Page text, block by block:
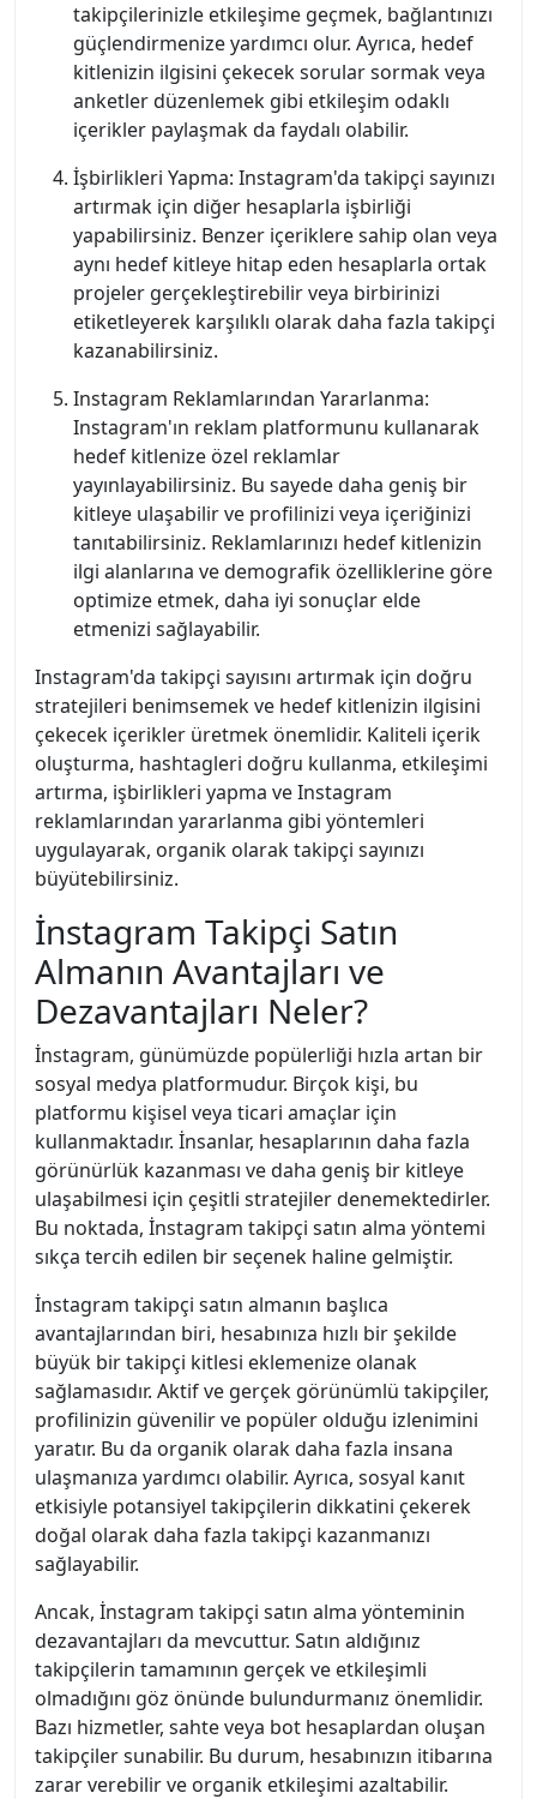
takipçilerinizle etkileşime geçmek, bağlantınızı
güçlendirmenize yardımcı olur. Ayrıca, hedef
kitlenizin ilgisini çekecek sorular sormak veya
anketler düzenlemek gibi etkileşim odaklı
içerikler paylaşmak da faydalı olabilir.
İşbirlikleri Yapma: Instagram'da takipçi sayınızı
artırmak için diğer hesaplarla işbirliği
yapabilirsiniz. Benzer içeriklere sahip olan veya
aynı hedef kitleye hitap eden hesaplarla ortak
projeler gerçekleştirebilir veya birbirinizi
etiketleyerek karşılıklı olarak daha fazla takipçi
kazanabilirsiniz.
Instagram Reklamlarından Yararlanma:
Instagram'ın reklam platformunu kullanarak
hedef kitlenize özel reklamlar
yayınlayabilirsiniz. Bu sayede daha geniş bir
kitleye ulaşabilir ve profilinizi veya içeriğinizi
tanıtabilirsiniz. Reklamlarınızı hedef kitlenizin
ilgi alanlarına ve demografik özelliklerine göre
optimize etmek, daha iyi sonuçlar elde
etmenizi sağlayabilir.
Instagram'da takipçi sayısını artırmak için doğru
stratejileri benimsemek ve hedef kitlenizin ilgisini
çekecek içerikler üretmek önemlidir. Kaliteli içerik
oluşturma, hashtagleri doğru kullanma, etkileşimi
artırma, işbirlikleri yapma ve Instagram
reklamlarından yararlanma gibi yöntemleri
uygulayarak, organik olarak takipçi sayınızı
büyütebilirsiniz.
İnstagram Takipçi Satın
Almanın Avantajları ve
Dezavantajları Neler?
İnstagram, günümüzde popülerliği hızla artan bir
sosyal medya platformudur. Birçok kişi, bu
platformu kişisel veya ticari amaçlar için
kullanmaktadır. İnsanlar, hesaplarının daha fazla
görünürlük kazanması ve daha geniş bir kitleye
ulaşabilmesi için çeşitli stratejiler denemektedirler.
Bu noktada, İnstagram takipçi satın alma yöntemi
sıkça tercih edilen bir seçenek haline gelmiştir.
İnstagram takipçi satın almanın başlıca
avantajlarından biri, hesabınıza hızlı bir şekilde
büyük bir takipçi kitlesi eklemenize olanak
sağlamasıdır. Aktif ve gerçek görünümlü takipçiler,
profilinizin güvenilir ve popüler olduğu izlenimini
yaratır. Bu da organik olarak daha fazla insana
ulaşmanıza yardımcı olabilir. Ayrıca, sosyal kanıt
etkisiyle potansiyel takipçilerin dikkatini çekerek
doğal olarak daha fazla takipçi kazanmanızı
sağlayabilir.
Ancak, İnstagram takipçi satın alma yönteminin
dezavantajları da mevcuttur. Satın aldığınız
takipçilerin tamamının gerçek ve etkileşimli
olmadığını göz önünde bulundurmanız önemlidir.
Bazı hizmetler, sahte veya bot hesaplardan oluşan
takipçiler sunabilir. Bu durum, hesabınızın itibarına
zarar verebilir ve organik etkileşimi azaltabilir.